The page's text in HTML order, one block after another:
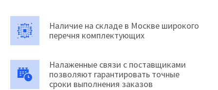
Наличие на складе в Москве широкого
перечня комплектующих
Налаженные связи с поставщиками
позволяют гарантировать точные
сроки выполнения заказов